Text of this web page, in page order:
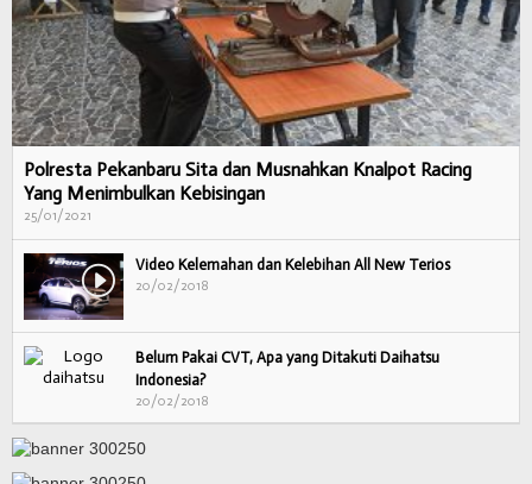
Polresta Pekanbaru Sita dan Musnahkan Knalpot Racing
Yang Menimbulkan Kebisingan
25/01/2021
Video Kelemahan dan Kelebihan All New Terios
20/02/2018
Belum Pakai CVT, Apa yang Ditakuti Daihatsu
Indonesia?
20/02/2018